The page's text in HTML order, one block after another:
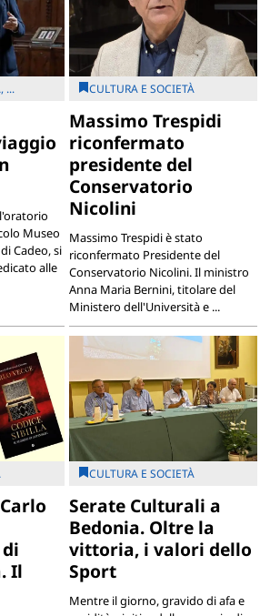
...
Museo
Cadeo, si
alle
CULTURA E SOCIETÀ
Massimo Trespidi
riconfermato
presidente del
Conservatorio
Nicolini
Massimo Trespidi è stato
riconfermato Presidente del
Conservatorio Nicolini. Il ministro
Anna Maria Bernini, titolare del
Ministero dell'Università e ...
Il
CULTURA E SOCIETÀ
Serate Culturali a
Bedonia. Oltre la
vittoria, i valori dello
Sport
Mentre il giorno, gravido di afa e